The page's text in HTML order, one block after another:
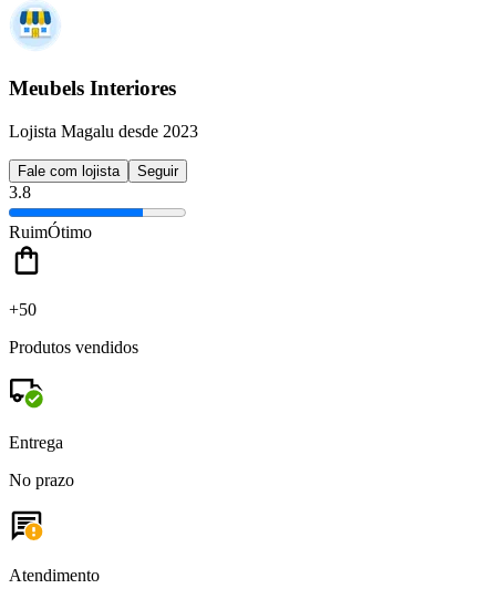
Meubels Interiores
Lojista Magalu desde 2023
Fale com lojista Seguir
3.8
RuimÓtimo
+50
Produtos vendidos
Entrega
No prazo
Atendimento